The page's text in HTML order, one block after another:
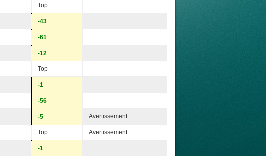
Top
-43
-61
-12
Top
-1
-56
-5 Avertissement
Top Avertissement
-1